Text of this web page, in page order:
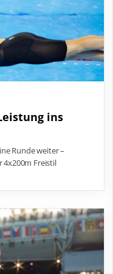
ins
Runde weiter –
Freistil